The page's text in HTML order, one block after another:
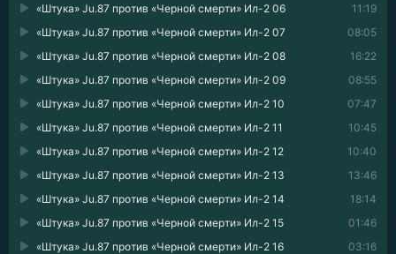
11:19
«Штука» Ju.87 против «Черной смерти» Ил-2 06
08:05
«Штука» Ju.87 против «Черной смерти» Ил-2 07
16:22
«Штука» Ju.87 против «Черной смерти» Ил-2 08
08:55
«Штука» Ju.87 против «Черной смерти» Ил-2 09
07:47
«Штука» Ju.87 против «Черной смерти» Ил-2 10
10:45
«Штука» Ju.87 против «Черной смерти» Ил-2 11
10:40
«Штука» Ju.87 против «Черной смерти» Ил-2 12
13:46
«Штука» Ju.87 против «Черной смерти» Ил-2 13
18:14
«Штука» Ju.87 против «Черной смерти» Ил-2 14
01:46
«Штука» Ju.87 против «Черной смерти» Ил-2 15
03:16
«Штука» Ju.87 против «Черной смерти» Ил-2 16